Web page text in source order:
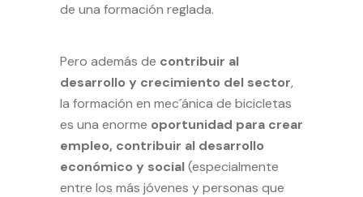
de una formación reglada.
Pero además de contribuir al
desarrollo y crecimiento del sector,
la formación en mec´ánica de bicicletas
es una enorme oportunidad para crear
empleo, contribuir al desarrollo
económico y social(especialmente
entre los más jóvenes y personas que